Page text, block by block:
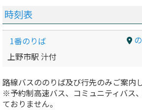
時刻表
1番のりば
上野市駅 汁付
路線バスののりば及び行先のみご案内
※予約制高速バス、コミュニティバス
ておりません。